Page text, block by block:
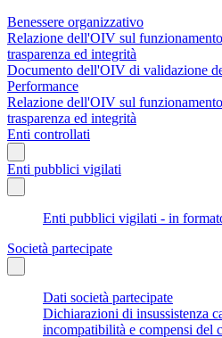
Benessere organizzativo
Relazione dell'OIV sul
trasparenza ed integrità
Documento dell'OIV di validazione
Performance
Relazione dell'OIV sul
trasparenza ed integrità
Enti controllati
Enti pubblici vigilati
Enti pubblici vigilati - in
Società partecipate
Dati società partecipate
Dichiarazioni di insussistenza
incompatibilità e compensi del